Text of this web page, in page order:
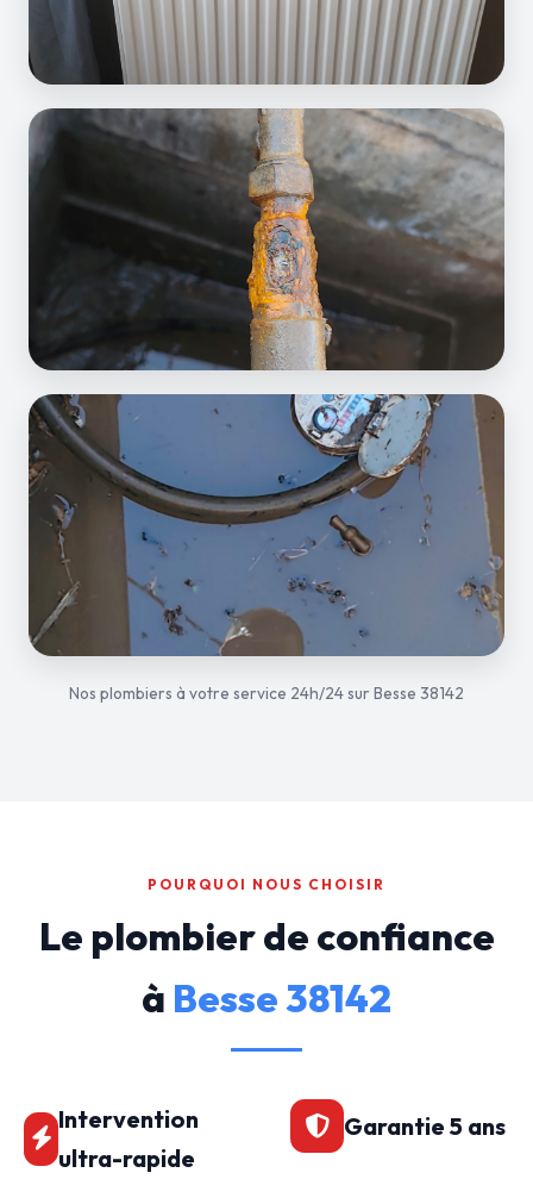
Nos plombiers à votre service 24h/24 sur Besse 38142
POURQUOI NOUS CHOISIR
Le plombier de confiance
à Besse 38142
Intervention
ultra-rapide
Garantie 5 ans